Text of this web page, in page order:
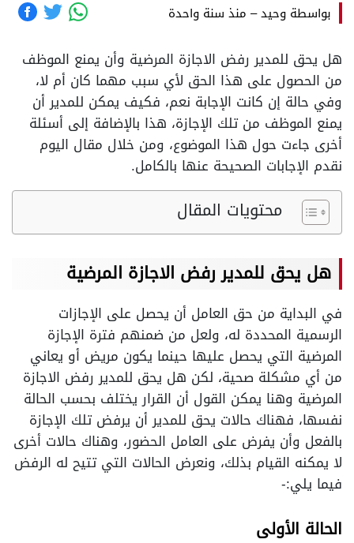
بواسطة وحيد– منذ سنة واحدة
هل يحق للمدير رفض الاجازة المرضية وأن يمنع الموظف
من الحصول على هذا الحق لأي سبب مهما كان أم لا،
وفي حالة إن كانت الإجابة نعم، فكيف يمكن للمدير أن
يمنع الموظف من تلك الإجازة، هذا بالإضافة إلى أسئلة
أخرى جاءت حول هذا الموضوع، ومن خلال مقال اليوم
نقدم الإجابات الصحيحة عنها بالكامل.
محتويات المقال
هل يحق للمدير رفض الاجازة المرضية
في البداية من حق العامل أن يحصل على الإجازات
الرسمية المحددة له، ولعل من ضمنهم فترة الإجازة
المرضية التي يحصل عليها حينما يكون مريض أو يعاني
من أي مشكلة صحية، لكن هل يحق للمدير رفض الاجازة
المرضية وهنا يمكن القول أن القرار يختلف بحسب الحالة
نفسها، فهناك حالات يحق للمدير أن يرفض تلك الإجازة
بالفعل وأن يفرض على العامل الحضور، وهناك حالات أخرى
لا يمكنه القيام بذلك، ونعرض الحالات التي تتيح له الرفض
فيما يلي:-
الحالة الأولى